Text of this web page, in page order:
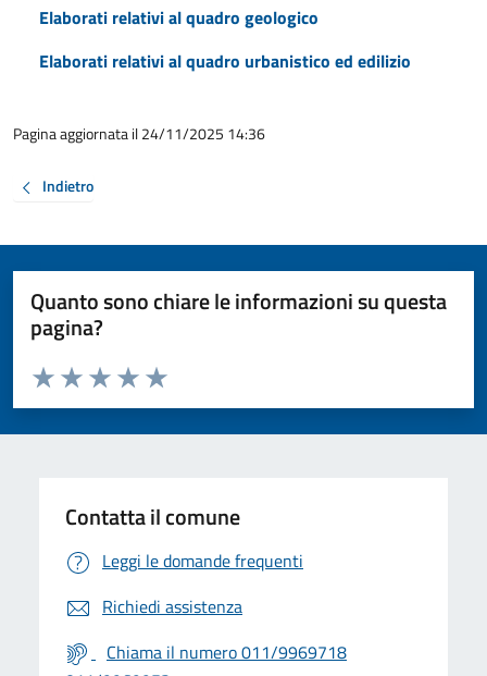
Elaborati relativi al quadro geologico
Elaborati relativi al quadro urbanistico ed edilizio
Pagina aggiornata il 24/11/2025 14:36
Indietro
Quanto sono chiare le informazioni su questa
pagina?
Valuta da 1 a 5 stelle la pagina
Valuta 5 stelle su 5
Valuta 4 stelle su 5
Valuta 3 stelle su 5
Valuta 2 stelle su 5
Valuta 1 stelle su 5
Contatta il comune
Leggi le domande frequenti
Richiedi assistenza
Chiama il numero 011/9969718